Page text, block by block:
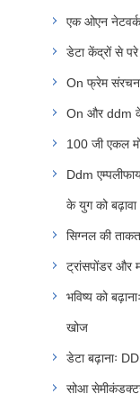
एक ओएन
डेटा केंद्रों से
On फ्रेम
On और ddm
100 जी एकल
Ddm
के युग को बढ़ावा
सिग्नल की
ट्रांसपोंडर और
भविष्य को
खोज
डेटा बढ़ानाः
सोआ